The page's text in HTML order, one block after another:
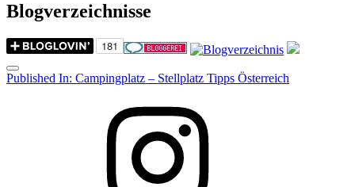
Blogverzeichnisse
Menu
Post
Published In: Campingplatz – Stellplatz Tipps Österreich